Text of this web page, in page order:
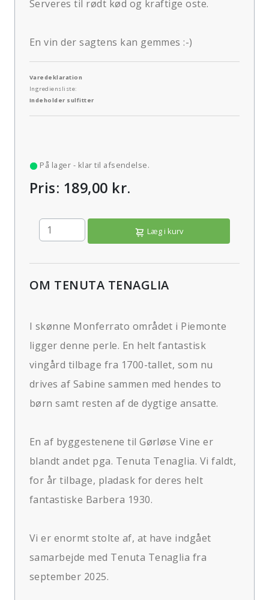
Serveres til rødt kød og kraftige oste.
En vin der sagtens kan gemmes :-)
Varedeklaration
Ingrediensliste:
Indeholder sulfitter
På lager - klar til afsendelse.
Pris: 189,00 kr.
Læg i kurv
OM TENUTA TENAGLIA
I skønne Monferrato området i Piemonte
ligger denne perle. En helt fantastisk
vingård tilbage fra 1700-tallet, som nu
drives af Sabine sammen med hendes to
børn samt resten af de dygtige ansatte.
En af byggestenene til Gørløse Vine er
blandt andet pga. Tenuta Tenaglia. Vi faldt,
for år tilbage, pladask for deres helt
fantastiske Barbera 1930.
Vi er enormt stolte af, at have indgået
samarbejde med Tenuta Tenaglia fra
september 2025.